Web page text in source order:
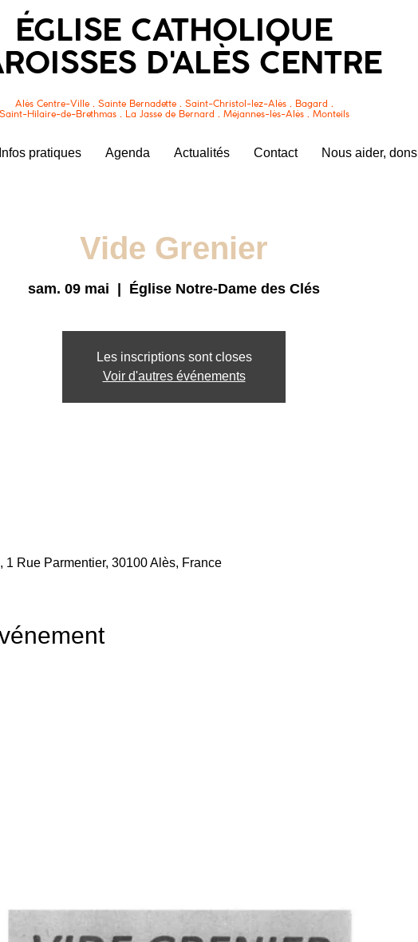
ÉGLISE CATHOLIQUE
D'ALÈS CENTRE
Alès Centre-Ville . Sainte Bernadette . Saint-Christol-lez-Alès . Bagard .
Saint-Hilaire-de-Brethmas . La Jasse de Bernard . Méjannes-lès-Alès . Monteils
Infos pratiques Agenda Actualités Contact Nous aider, dons
Vide Grenier
sam. 09 mai Église Notre-Dame des Clés
Les inscriptions sont closes
Voir d'autres événements
Rue Parmentier, 30100 Alès, France